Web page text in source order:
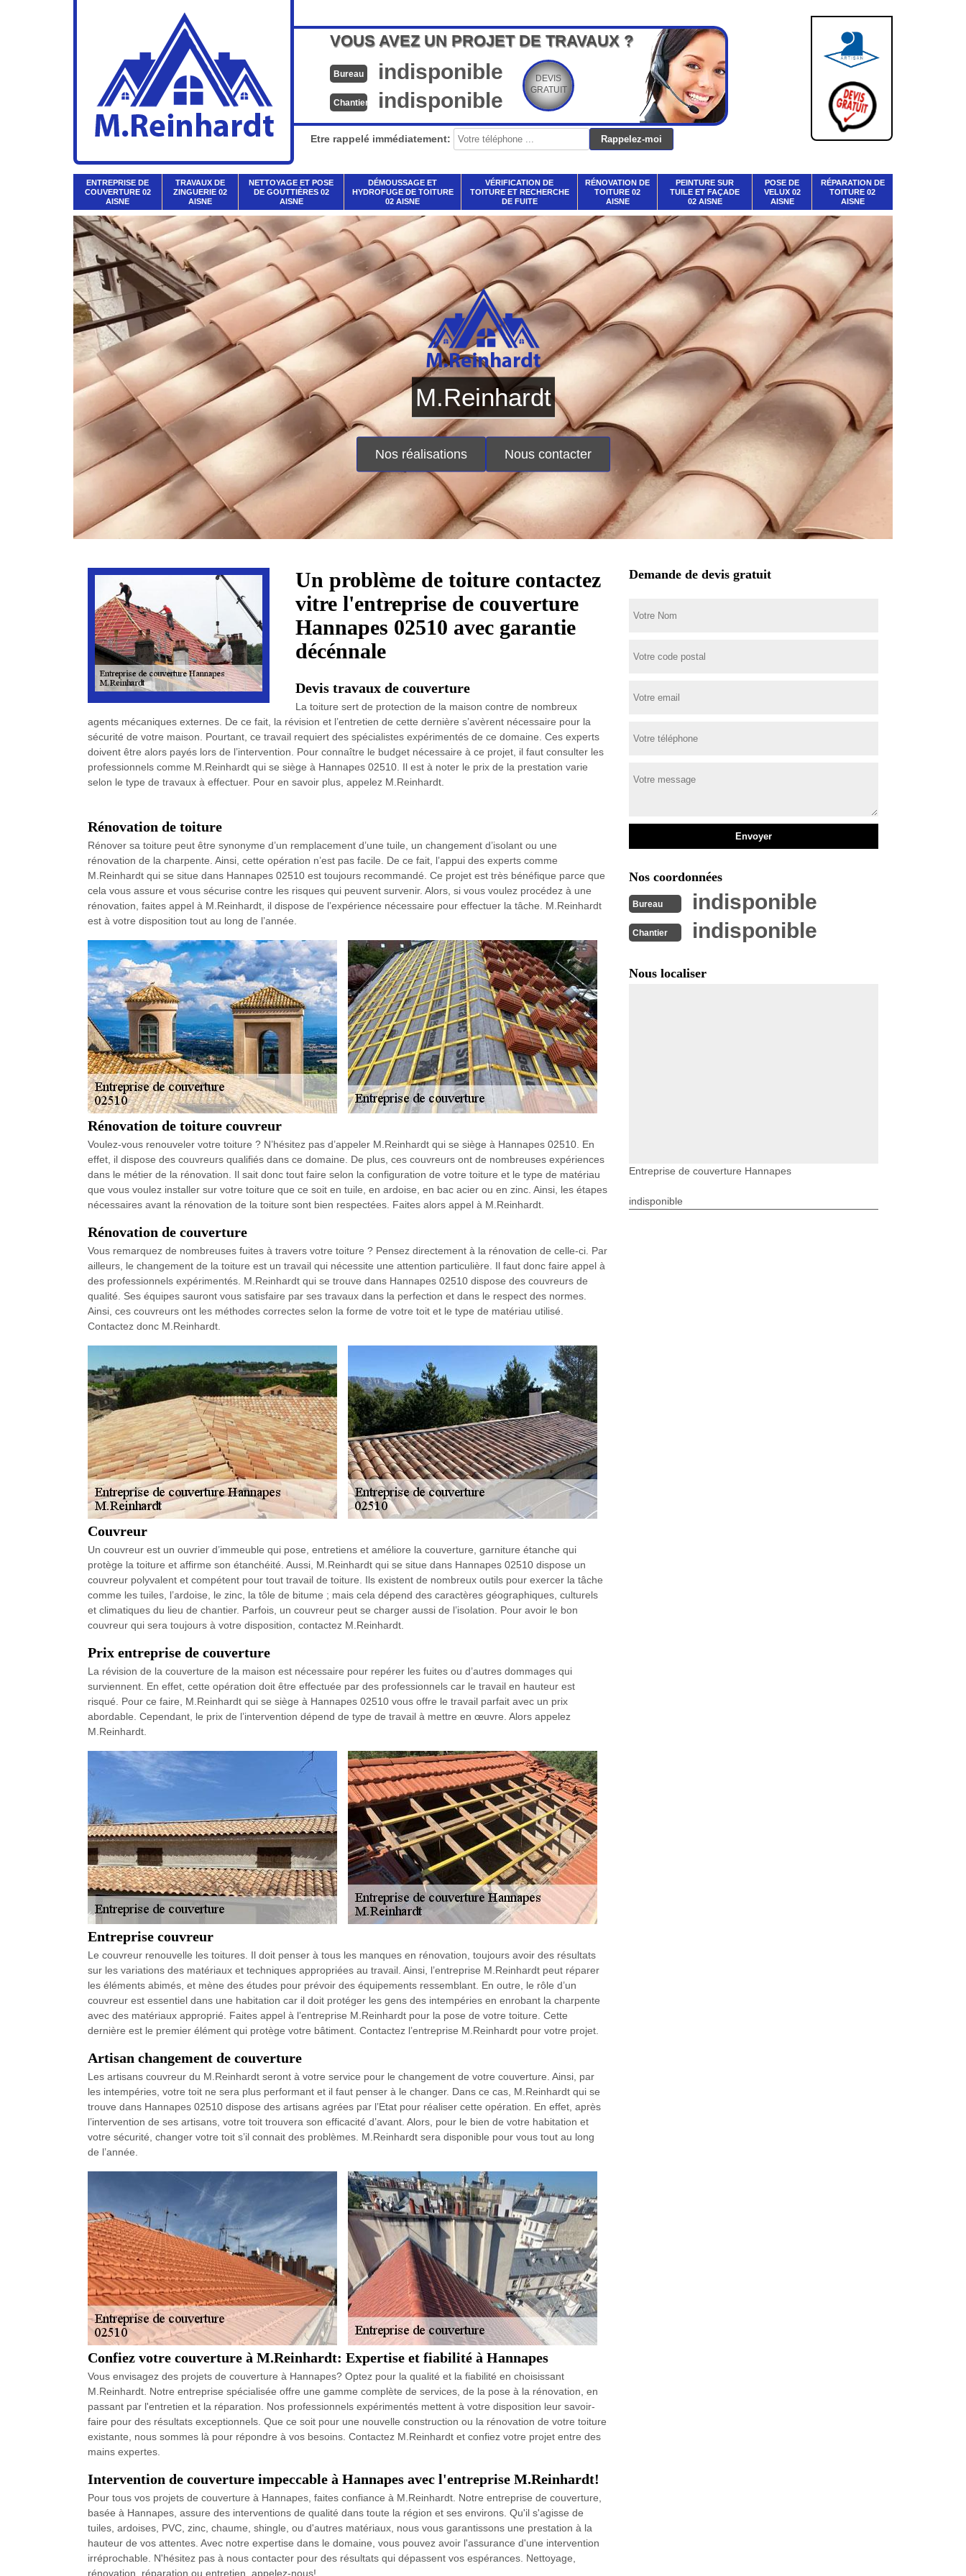
VOUS AVEZ UN PROJET DE TRAVAUX ?
Bureau indisponible
Chantier indisponible
DEVIS
GRATUIT
Etre rappelé immédiatement:
ENTREPRISE DE
COUVERTURE 02
AISNE
TRAVAUX DE
ZINGUERIE 02
AISNE
NETTOYAGE ET POSE
DE GOUTTIÈRES 02
AISNE
DÉMOUSSAGE ET
HYDROFUGE DE TOITURE
02 AISNE
VÉRIFICATION DE
TOITURE ET RECHERCHE
DE FUITE
RÉNOVATION DE
TOITURE 02
AISNE
PEINTURE SUR
TUILE ET FAÇADE
02 AISNE
POSE DE
VELUX 02
AISNE
RÉPARATION DE
TOITURE 02
AISNE
M.Reinhardt
Nos réalisations Nous contacter
Un problème de toiture contactez
vitre l'entreprise de couverture
Hannapes 02510 avec garantie
décénnale
Devis travaux de couverture
La toiture sert de protection de la maison contre de nombreux
agents mécaniques externes. De ce fait, la révision et l’entretien de cette dernière s’avèrent nécessaire pour la
sécurité de votre maison. Pourtant, ce travail requiert des spécialistes expérimentés de ce domaine. Ces experts
doivent être alors payés lors de l’intervention. Pour connaître le budget nécessaire à ce projet, il faut consulter les
professionnels comme M.Reinhardt qui se siège à Hannapes 02510. Il est à noter le prix de la prestation varie
selon le type de travaux à effectuer. Pour en savoir plus, appelez M.Reinhardt.
Rénovation de toiture
Rénover sa toiture peut être synonyme d’un remplacement d’une tuile, un changement d’isolant ou une
rénovation de la charpente. Ainsi, cette opération n’est pas facile. De ce fait, l’appui des experts comme
M.Reinhardt qui se situe dans Hannapes 02510 est toujours recommandé. Ce projet est très bénéfique parce que
cela vous assure et vous sécurise contre les risques qui peuvent survenir. Alors, si vous voulez procédez à une
rénovation, faites appel à M.Reinhardt, il dispose de l’expérience nécessaire pour effectuer la tâche. M.Reinhardt
est à votre disposition tout au long de l’année.
Rénovation de toiture couvreur
Voulez-vous renouveler votre toiture ? N’hésitez pas d’appeler M.Reinhardt qui se siège à Hannapes 02510. En
effet, il dispose des couvreurs qualifiés dans ce domaine. De plus, ces couvreurs ont de nombreuses expériences
dans le métier de la rénovation. Il sait donc tout faire selon la configuration de votre toiture et le type de matériau
que vous voulez installer sur votre toiture que ce soit en tuile, en ardoise, en bac acier ou en zinc. Ainsi, les étapes
nécessaires avant la rénovation de la toiture sont bien respectées. Faites alors appel à M.Reinhardt.
Rénovation de couverture
Vous remarquez de nombreuses fuites à travers votre toiture ? Pensez directement à la rénovation de celle-ci. Par
ailleurs, le changement de la toiture est un travail qui nécessite une attention particulière. Il faut donc faire appel à
des professionnels expérimentés. M.Reinhardt qui se trouve dans Hannapes 02510 dispose des couvreurs de
qualité. Ses équipes sauront vous satisfaire par ses travaux dans la perfection et dans le respect des normes.
Ainsi, ces couvreurs ont les méthodes correctes selon la forme de votre toit et le type de matériau utilisé.
Contactez donc M.Reinhardt.
Couvreur
Un couvreur est un ouvrier d’immeuble qui pose, entretiens et améliore la couverture, garniture étanche qui
protège la toiture et affirme son étanchéité. Aussi, M.Reinhardt qui se situe dans Hannapes 02510 dispose un
couvreur polyvalent et compétent pour tout travail de toiture. Ils existent de nombreux outils pour exercer la tâche
comme les tuiles, l’ardoise, le zinc, la tôle de bitume ; mais cela dépend des caractères géographiques, culturels
et climatiques du lieu de chantier. Parfois, un couvreur peut se charger aussi de l’isolation. Pour avoir le bon
couvreur qui sera toujours à votre disposition, contactez M.Reinhardt.
Prix entreprise de couverture
La révision de la couverture de la maison est nécessaire pour repérer les fuites ou d’autres dommages qui
surviennent. En effet, cette opération doit être effectuée par des professionnels car le travail en hauteur est
risqué. Pour ce faire, M.Reinhardt qui se siège à Hannapes 02510 vous offre le travail parfait avec un prix
abordable. Cependant, le prix de l’intervention dépend de type de travail à mettre en œuvre. Alors appelez
M.Reinhardt.
Entreprise couvreur
Le couvreur renouvelle les toitures. Il doit penser à tous les manques en rénovation, toujours avoir des résultats
sur les variations des matériaux et techniques appropriées au travail. Ainsi, l’entreprise M.Reinhardt peut réparer
les éléments abimés, et mène des études pour prévoir des équipements ressemblant. En outre, le rôle d’un
couvreur est essentiel dans une habitation car il doit protéger les gens des intempéries en enrobant la charpente
avec des matériaux approprié. Faites appel à l’entreprise M.Reinhardt pour la pose de votre toiture. Cette
dernière est le premier élément qui protège votre bâtiment. Contactez l’entreprise M.Reinhardt pour votre projet.
Artisan changement de couverture
Les artisans couvreur du M.Reinhardt seront à votre service pour le changement de votre couverture. Ainsi, par
les intempéries, votre toit ne sera plus performant et il faut penser à le changer. Dans ce cas, M.Reinhardt qui se
trouve dans Hannapes 02510 dispose des artisans agrées par l’Etat pour réaliser cette opération. En effet, après
l’intervention de ses artisans, votre toit trouvera son efficacité d’avant. Alors, pour le bien de votre habitation et
votre sécurité, changer votre toit s’il connait des problèmes. M.Reinhardt sera disponible pour vous tout au long
de l’année.
Confiez votre couverture à M.Reinhardt: Expertise et fiabilité à Hannapes
Vous envisagez des projets de couverture à Hannapes? Optez pour la qualité et la fiabilité en choisissant
M.Reinhardt. Notre entreprise spécialisée offre une gamme complète de services, de la pose à la rénovation, en
passant par l'entretien et la réparation. Nos professionnels expérimentés mettent à votre disposition leur savoir-
faire pour des résultats exceptionnels. Que ce soit pour une nouvelle construction ou la rénovation de votre toiture
existante, nous sommes là pour répondre à vos besoins. Contactez M.Reinhardt et confiez votre projet entre des
mains expertes.
Intervention de couverture impeccable à Hannapes avec l'entreprise M.Reinhardt!
Pour tous vos projets de couverture à Hannapes, faites confiance à M.Reinhardt. Notre entreprise de couverture,
basée à Hannapes, assure des interventions de qualité dans toute la région et ses environs. Qu'il s'agisse de
tuiles, ardoises, PVC, zinc, chaume, shingle, ou d'autres matériaux, nous vous garantissons une prestation à la
hauteur de vos attentes. Avec notre expertise dans le domaine, vous pouvez avoir l'assurance d'une intervention
irréprochable. N'hésitez pas à nous contacter pour des résultats qui dépassent vos espérances. Nettoyage,
rénovation, réparation ou entretien, appelez-nous!
Demande de devis gratuit
Nos coordonnées
Bureau indisponible
Chantier indisponible
Nous localiser
Entreprise de couverture Hannapes
indisponible